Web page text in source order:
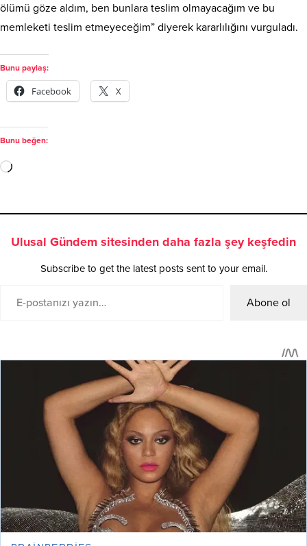
ölümü göze aldım, ben bunlara teslim olmayacağım ve bu
memleketi teslim etmeyeceğim” diyerek kararlılığını vurguladı.
Bunu paylaş:
Facebook X
Bunu beğen:
Ulusal Gündem sitesinden daha fazla şey keşfedin
Subscribe to get the latest posts sent to your email.
Abone ol